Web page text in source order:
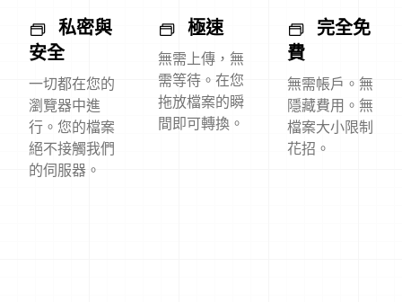
私密與
安全
一切都在您的
瀏覽器中進
行。您的檔案
絕不接觸我們
的伺服器。
極速
無需上傳，無
需等待。在您
拖放檔案的瞬
間即可轉換。
完全免
費
無需帳戶。無
隱藏費用。無
檔案大小限制
花招。